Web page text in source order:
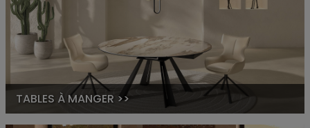
TABLES À MANGER >>